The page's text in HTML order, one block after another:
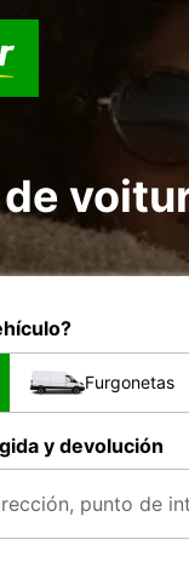
Furgonetas
y devolución